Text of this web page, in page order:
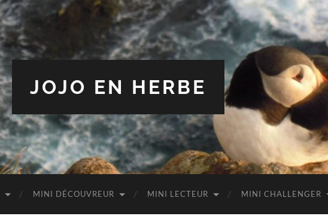
JOJO EN HERBE
MINI DÉCOUVREUR MINI LECTEUR MINI CHALLENGER